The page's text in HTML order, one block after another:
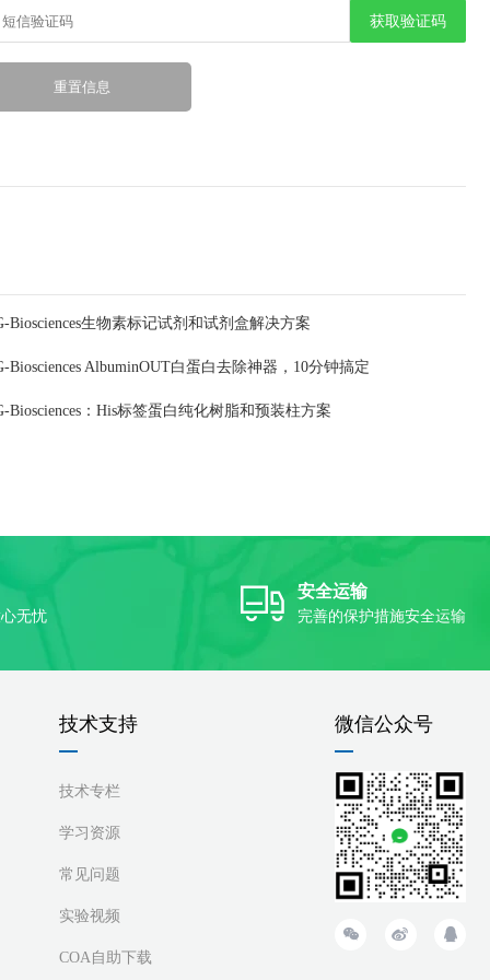
获取验证码
Biosciences生物素标记试剂和试剂盒解决方案
Biosciences AlbuminOUT白蛋白去除神器，10分钟搞定
Biosciences：His标签蛋白纯化树脂和预装柱方案
无忧
安全运输
完善的保护措施安全运输
微信公众号
技术支持
技术专栏
学习资源
常见问题
实验视频
COA自助下载